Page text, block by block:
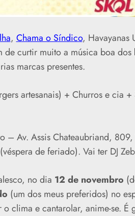
,Chama o Síndico, Havayanas
de curtir muito a música boa dos
marcas presentes.
artesanais) + Churros e cia
– Av. Assis Chateaubriand,
de feriado). Vai ter DJ
no dia 12 de novembro
(um dos meus preferidos) no
o clima e cantarolar, anime-se.